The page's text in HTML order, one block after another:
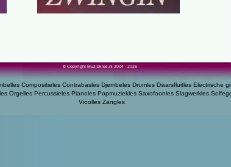
© Copyright Muziekles.nl 2004 - 2026
Compositieles Contrabasles Djembeles Drumles Dwarsfluitles Electrische
Orgelles Percussieles Pianoles Popmuziekles Saxofoonles Slagwerkles
Vioolles Zangles